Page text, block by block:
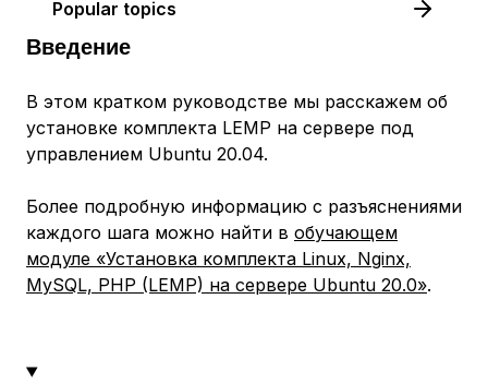
Popular topics
Введение
В этом кратком руководстве мы расскажем об
установке комплекта LEMP на сервере под
управлением Ubuntu 20.04.
Более подробную информацию с разъяснениями
каждого шага можно найти в обучающем
модуле «Установка комплекта Linux, Nginx,
MySQL, PHP (LEMP) на сервере Ubuntu 20.0».